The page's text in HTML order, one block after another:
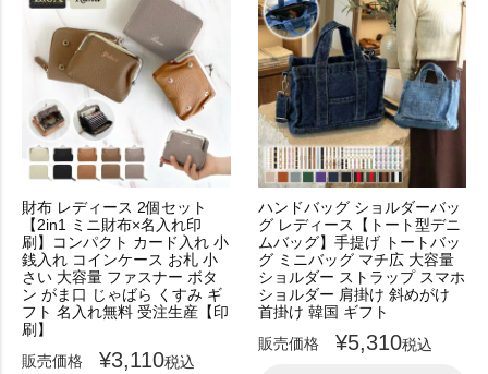
財布 レディース 2個セット
【2in1 ミニ財布×名入れ印
刷】コンパクト カード入れ 小
銭入れ コインケース お札 小
さい 大容量 ファスナー ボタ
ン がま口 じゃばら くすみ ギ
フト 名入れ無料 受注生産【印
刷】
販売価格
¥3,110税込
ハンドバッグ ショルダーバッ
グ レディース【トート型デニ
ムバッグ】手提げ トートバッ
グ ミニバッグ マチ広 大容量
ショルダー ストラップ スマホ
ショルダー 肩掛け 斜めがけ
首掛け 韓国 ギフト
販売価格
¥5,310税込